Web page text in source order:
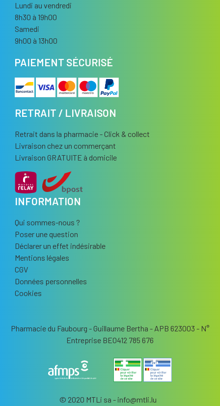
Lundi au vendredi
8h30 à 19h00
Samedi
9h00 à 13h00
PAIEMENT SÉCURISÉ
RETRAIT / LIVRAISON
Retrait dans la pharmacie - Click & collect
Livraison chez un commerçant
Livraison GRATUITE à domicile
INFORMATION
Qui sommes-nous ?
Poser une question
Déclarer un effet indésirable
Mentions légales
CGV
Données personnelles
Cookies
Pharmacie du Faubourg - Guillaume Bertha - APB 623003 - N°
Entreprise BE0412 785 676
© 2020 MTLi sa - info@mtli.lu